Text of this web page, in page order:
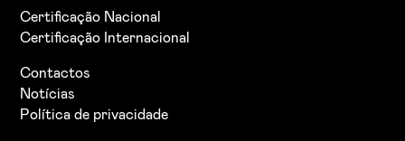
Certificação Nacional
Certificação Internacional
Contactos
Notícias
Política de privacidade